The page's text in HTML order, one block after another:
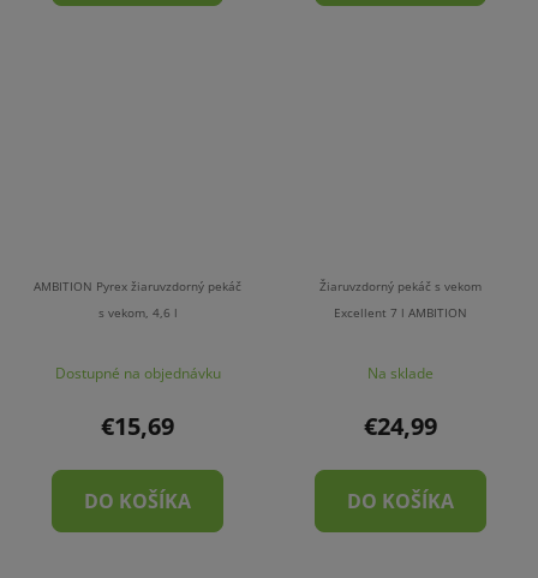
AMBITION Pyrex žiaruvzdorný pekáč
s vekom, 4,6 l
Dostupné na objednávku
€15,69
DO KOŠÍKA
Žiaruvzdorný pekáč s vekom
Excellent 7 l AMBITION
Na sklade
€24,99
DO KOŠÍKA